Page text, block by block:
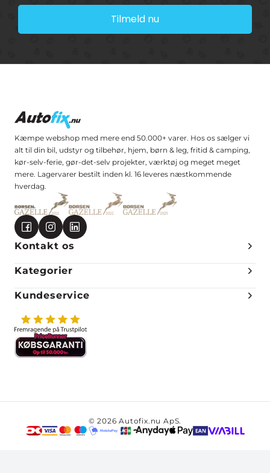
Tilmeld nu
Kæmpe webshop med mere end 50.000+ varer. Hos os sælger vi
alt til din bil, udstyr og tilbehør, hjem, børn & leg, fritid & camping,
kør-selv-ferie, gør-det-selv projekter, værktøj og meget meget
mere. Lagervarer bestilt inden kl. 16 leveres næstkommende
hverdag.
Kontakt os
Kategorier
Kundeservice
© 2026 Autofix.nu ApS.